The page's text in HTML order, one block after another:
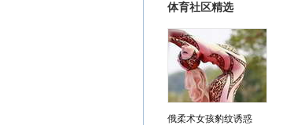
体育社区精选
俄柔术女孩豹纹诱惑